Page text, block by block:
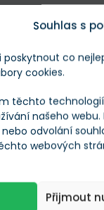
Souhlas s
co
cookies.
těchto
našeho
nebo odvolání
webových
Přijmout
Finex.cz